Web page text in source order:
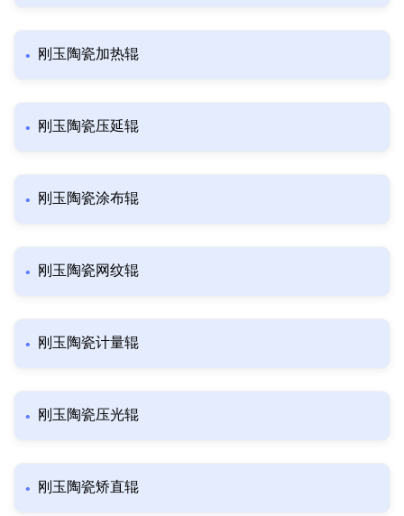
刚玉陶瓷加热辊
刚玉陶瓷压延辊
刚玉陶瓷涂布辊
刚玉陶瓷网纹辊
刚玉陶瓷计量辊
刚玉陶瓷压光辊
刚玉陶瓷矫直辊